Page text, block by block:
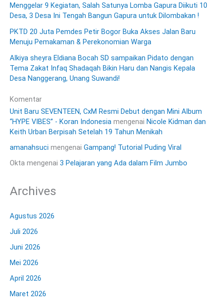
Menggelar 9 Kegiatan, Salah Satunya Lomba Gapura Diikuti 10
Desa, 3 Desa Ini Tengah Bangun Gapura untuk Dilombakan !
PKTD 20 Juta Pemdes Petir Bogor Buka Akses Jalan Baru
Menuju Pemakaman & Perekonomian Warga
Alkiya sheyra Eldiana Bocah SD sampaikan Pidato dengan
Tema Zakat Infaq Shadaqah Bikin Haru dan Nangis Kepala
Desa Nanggerang, Unang Suwandi!
Komentar
Unit Baru SEVENTEEN, CxM Resmi Debut dengan Mini Album
“HYPE VIBES” - Koran Indonesia mengenai Nicole Kidman dan
Keith Urban Berpisah Setelah 19 Tahun Menikah
amanahsuci mengenai Gampang! Tutorial Puding Viral
Okta mengenai 3 Pelajaran yang Ada dalam Film Jumbo
Archives
Agustus 2026
Juli 2026
Juni 2026
Mei 2026
April 2026
Maret 2026